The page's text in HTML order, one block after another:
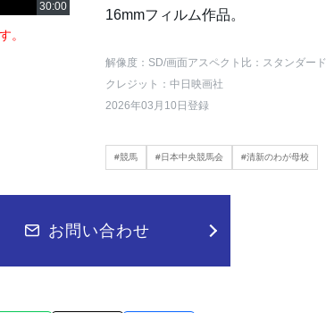
。
16mmフィルム作品。
解像度：SD/画面アスペクト比：スタンダード
クレジット：中日映画社
2026年03月10日登録
#競馬 #日本中央競馬会 #清新のわが母校
お問い合わせ